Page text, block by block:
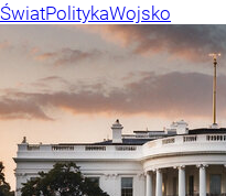
ŚwiatPolitykaWojsko